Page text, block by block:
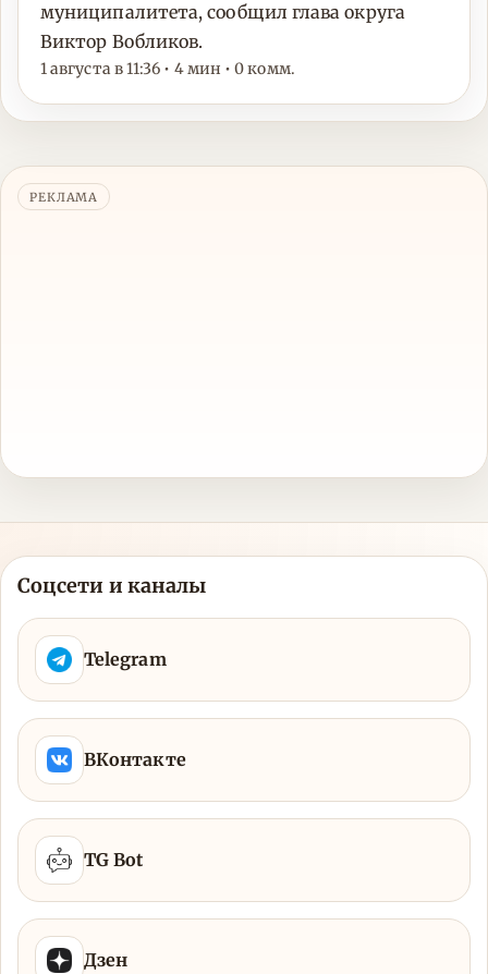
муниципалитета, сообщил глава округа
Виктор Вобликов.
1 августа в 11:36 • 4 мин • 0 комм.
РЕКЛАМА
Соцсети и каналы
Telegram
ВКонтакте
TG Bot
Дзен